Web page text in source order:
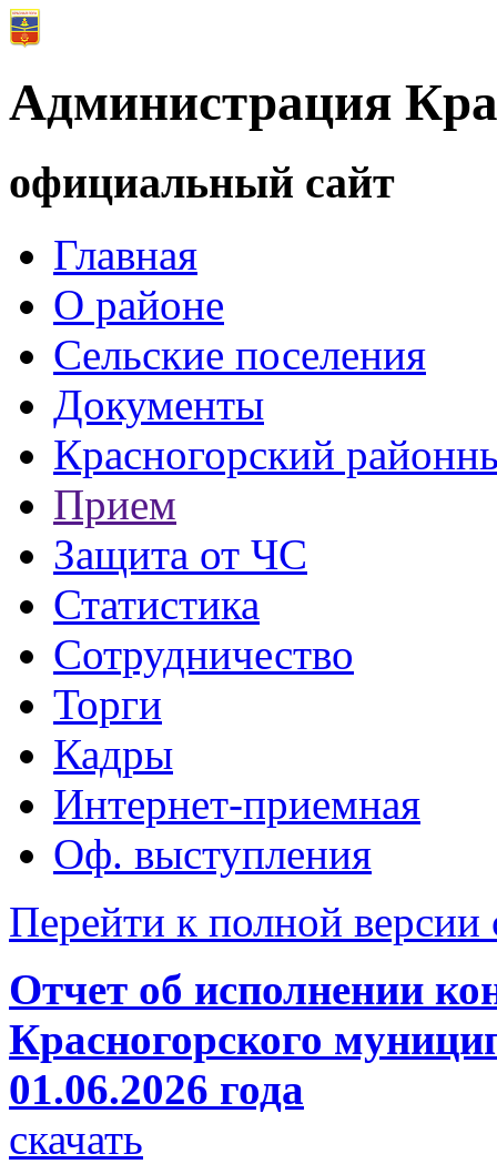
Администрация
официальный сайт
Главная
О районе
Сельские поселения
Документы
Красногорский
Прием
Защита от ЧС
Статистика
Сотрудничество
Торги
Кадры
Интернет-приемная
Оф. выступления
Перейти к полной версии
Отчет об исполнении
Красногорского
01.06.2026 года
скачать